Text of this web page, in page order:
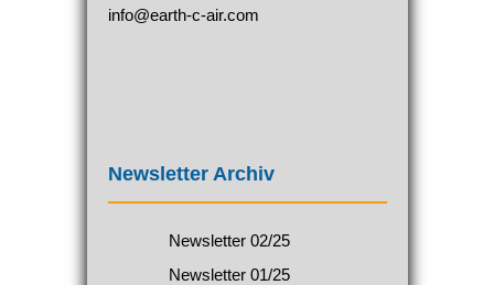
info@earth-c-air.com
Newsletter Archiv
Newsletter 02/25
Newsletter 01/25